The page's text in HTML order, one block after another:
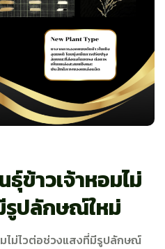
ข้าวเจ้าหอมไม่
รูปลักษณ์ใหม่
ไม่ไวต่อช่วงแสงที่มีรูปลักษณ์